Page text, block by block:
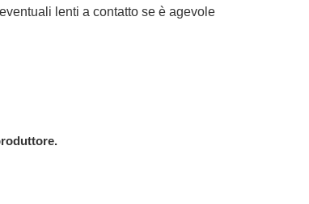
lenti a contatto se è agevole